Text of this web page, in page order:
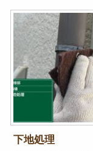
下地処理